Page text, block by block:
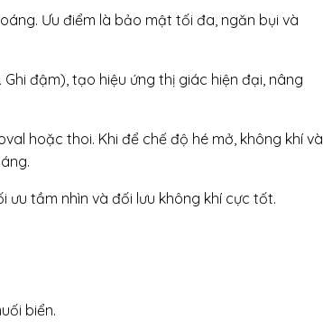
Ưu điểm là bảo mật tối đa, ngăn bụi và
đậm), tạo hiệu ứng thị giác hiện đại, nâng
hoặc thoi. Khi để chế độ hé mở, không khí và
ưu tầm nhìn và đối lưu không khí cực tốt.
biển.